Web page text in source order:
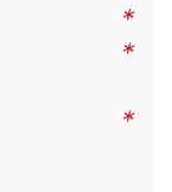
*
*
*